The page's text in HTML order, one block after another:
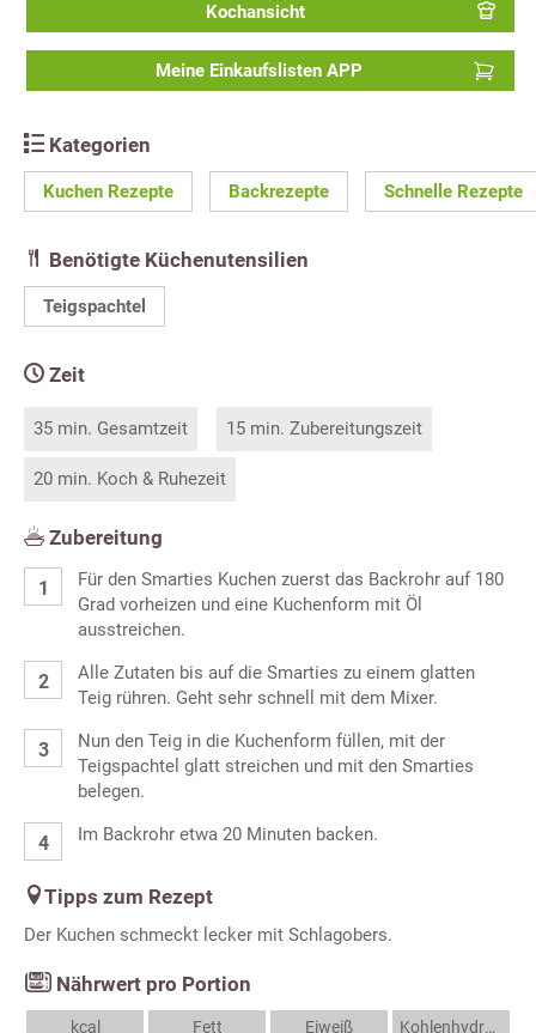
Kochansicht
Meine Einkaufslisten APP
Kategorien
Kuchen Rezepte Backrezepte Schnelle Rezepte
Benötigte Küchenutensilien
Teigspachtel
Zeit
35 min. Gesamtzeit 15 min. Zubereitungszeit
20 min. Koch & Ruhezeit
Zubereitung
Für den Smarties Kuchen zuerst das Backrohr auf 180
Grad vorheizen und eine Kuchenform mit Öl
ausstreichen.
Alle Zutaten bis auf die Smarties zu einem glatten
Teig rühren. Geht sehr schnell mit dem Mixer.
Nun den Teig in die Kuchenform füllen, mit der
Teigspachtel glatt streichen und mit den Smarties
belegen.
Im Backrohr etwa 20 Minuten backen.
Tipps zum Rezept
Der Kuchen schmeckt lecker mit Schlagobers.
Nährwert pro Portion
kcal Fett Eiweiß Kohlenhydrate